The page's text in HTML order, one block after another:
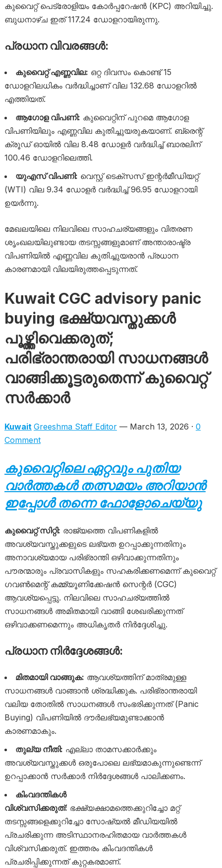
കുവൈറ്റ് പെട്രോളിയം കോർപ്പറേഷൻ (KPC) അറിയിച്ചു.
ബുധനാഴ്ച ഇത് 117.24 ഡോളറായിരുന്നു.
പ്രധാന വിവരങ്ങൾ:
കുവൈറ്റ് എണ്ണവില: ഒറ്റ ദിവസം കൊണ്ട് 15
ഡോളറിലധികം വർദ്ധിച്ചാണ് വില 132.68 ഡോളറിൽ
എത്തിയത്.
ആഗോള വിപണി: കുവൈറ്റിന് പുറമെ ആഗോള
വിപണിയിലും എണ്ണവില കുതിച്ചുയരുകയാണ്. ബ്രെന്റ്
ക്രൂഡ് ഓയിൽ വില 8.48 ഡോളർ വർദ്ധിച്ച് ബാരലിന്
100.46 ഡോളറിലെത്തി.
യുഎസ് വിപണി: വെസ്റ്റ് ടെക്സസ് ഇന്റർമീഡിയറ്റ്
(WTI) വില 9.34 ഡോളർ വർദ്ധിച്ച് 96.95 ഡോളറായി
ഉയർന്നു.
മേഖലയിലെ നിലവിലെ സാഹചര്യങ്ങളും വിതരണ
ശൃംഖലയിലുണ്ടായ തടസ്സങ്ങളുമാണ് അന്താരാഷ്ട്ര
വിപണിയിൽ എണ്ണവില കുതിച്ചുയരാൻ പ്രധാന
കാരണമായി വിലയിരുത്തപ്പെടുന്നത്.
Kuwait CGC advisory panic
buying ഭക്ഷ്യവസ്തുക്കൾ
പൂഴ്ത്തിവെക്കരുത്;
പരിഭ്രാന്തരായി സാധനങ്ങൾ
വാങ്ങിക്കൂട്ടരുതെന്ന് കുവൈറ്റ്
സർക്കാർ
Kuwait Greeshma Staff Editor— March 13, 2026 · 0
Comment
കുവൈറ്റിലെ ഏറ്റവും പുതിയ
വാർത്തകൾ തത്സമയം അറിയാൻ
ഇപ്പോൾ തന്നെ ഫോളോചെയ്യു
കുവൈറ്റ് സിറ്റി: രാജ്യത്തെ വിപണികളിൽ
അവശ്യവസ്തുക്കളുടെ ലഭ്യത ഉറപ്പാക്കുന്നതിനും
അനാവശ്യമായ പരിഭ്രാന്തി ഒഴിവാക്കുന്നതിനും
പൗരന്മാരും പ്രവാസികളും സഹകരിക്കണമെന്ന് കുവൈറ്റ്
ഗവൺമെന്റ് കമ്മ്യൂണിക്കേഷൻ സെന്റർ (CGC)
ആവശ്യപ്പെട്ടു. നിലവിലെ സാഹചര്യത്തിൽ
സാധനങ്ങൾ അമിതമായി വാങ്ങി ശേഖരിക്കുന്നത്
ഒഴിവാക്കണമെന്നും അധികൃതർ നിർദ്ദേശിച്ചു.
പ്രധാന നിർദ്ദേശങ്ങൾ:
മിതമായി വാങ്ങുക: ആവശ്യത്തിന് മാത്രമുള്ള
സാധനങ്ങൾ വാങ്ങാൻ ശ്രദ്ധിക്കുക. പരിഭ്രാന്തരായി
വലിയ തോതിൽ സാധനങ്ങൾ സംഭരിക്കുന്നത് (Panic
Buying) വിപണിയിൽ ദൗർലഭ്യമുണ്ടാക്കാൻ
കാരണമാകും.
തുല്യ നീതി: എല്ലാ താമസക്കാർക്കും
അവശ്യവസ്തുക്കൾ ഒരുപോലെ ലഭ്യമാകുന്നുണ്ടെന്ന്
ഉറപ്പാക്കാൻ സർക്കാർ നിർദ്ദേശങ്ങൾ പാലിക്കണം.
കിംവദന്തികൾ
വിശ്വസിക്കരുത്: ഭക്ഷ്യക്ഷാമത്തെക്കുറിച്ചോ മറ്റ്
തടസ്സങ്ങളെക്കുറിച്ചോ സോഷ്യൽ മീഡിയയിൽ
പ്രചരിക്കുന്ന അടിസ്ഥാനരഹിതമായ വാർത്തകൾ
വിശ്വസിക്കരുത്. ഇത്തരം കിംവദന്തികൾ
പ്രചരിപ്പിക്കുന്നത് കുറ്റകരമാണ്.